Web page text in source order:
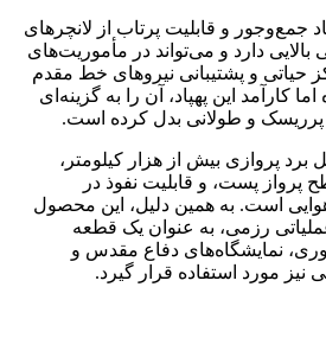
ابعاد جمع‌وجور و قابلیت پرتاب از لانچرهای
بالایی دارد و می‌تواند در مأموریت‌های
حیاتی و پشتیبانی نیروهای خط مقدم
کارآمد این پهپاد، آن را به گزینه‌ای
پرریسک و طولانی بدل کرده است.
پروازی بیش از هزار کیلومتر،
پست، و قابلیت نفوذ در
است. به همین دلیل، این محصول
رزمی، به عنوان یک قطعه
نمایشگاه‌های دفاع مقدس و
نیز مورد استفاده قرار گیرد.